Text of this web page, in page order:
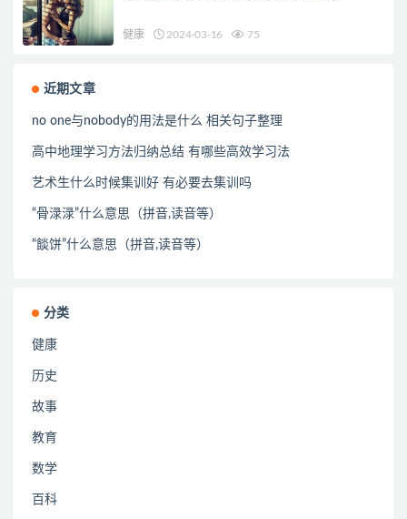
健康 2024-03-16 75
近期文章
no one与nobody的用法是什么 相关句子整理
高中地理学习方法归纳总结 有哪些高效学习法
艺术生什么时候集训好 有必要去集训吗
“骨渌渌”什么意思（拼音,读音等）
“餤饼”什么意思（拼音,读音等）
分类
健康
历史
故事
教育
数学
百科